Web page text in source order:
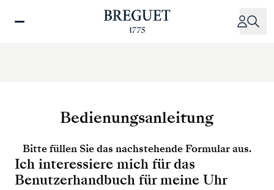
zum
Bedienungsanleitung
Bitte füllen Sie das nachstehende Formular aus.
Ich interessiere mich für das
Benutzerhandbuch für meine Uhr